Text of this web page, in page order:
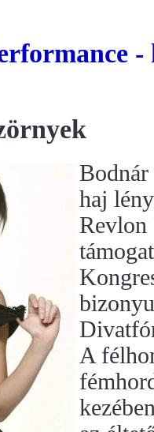
-
haj
Revlon
A